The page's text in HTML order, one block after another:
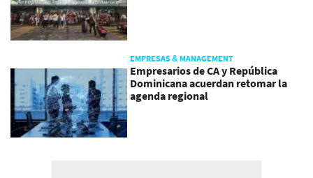
EMPRESAS & MANAGEMENT
Empresarios de CA y República
Dominicana acuerdan retomar la
agenda regional